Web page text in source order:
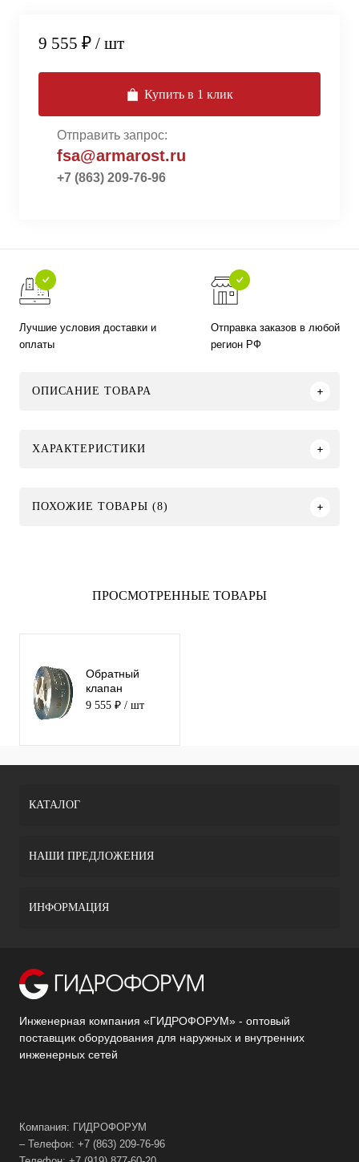
9 555 ₽ / шт
Купить в 1 клик
Отправить запрос:
fsa@armarost.ru
+7 (863) 209-76-96
Лучшие условия доставки и
оплаты
Отправка заказов в любой
регион РФ
ОПИСАНИЕ ТОВАРА
ХАРАКТЕРИСТИКИ
ПОХОЖИЕ ТОВАРЫ (8)
ПРОСМОТРЕННЫЕ ТОВАРЫ
Обратный
клапан
нержавеющий
9 555 ₽ / шт
КАТАЛОГ
НАШИ ПРЕДЛОЖЕНИЯ
ИНФОРМАЦИЯ
Инженерная компания «ГИДРОФОРУМ» - оптовый
поставщик оборудования для наружных и внутренних
инженерных сетей
Компания: ГИДРОФОРУМ
– Телефон: +7 (863) 209-76-96